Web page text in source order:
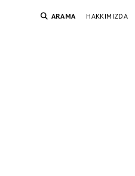
ARAMA HAKKIMIZDA